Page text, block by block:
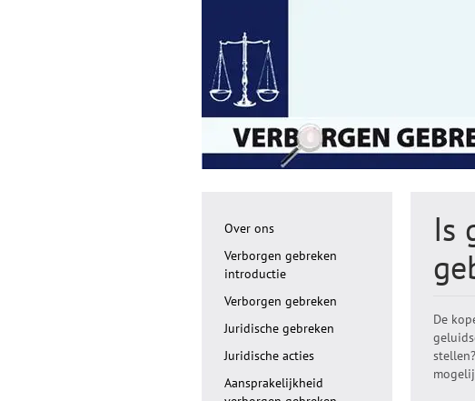
Is
De
Over ons
Verborgen gebreken
introductie
Verborgen gebreken
Juridische gebreken
Juridische acties
Aansprakelijkheid